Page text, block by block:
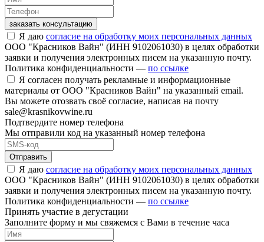
заказать консультацию
Я даю согласие на обработку моих персональных данных
ООО "Красников Вайн" (ИНН 9102061030) в целях обработки
заявки и получения электронных писем на указанную почту.
Политика конфиденциальности — по ссылке
Я согласен получать рекламные и информационные
материалы от ООО "Красников Вайн" на указанный email.
Вы можете отозвать своё согласие, написав на почту
sale@krasnikovwine.ru
Подтвердите номер телефона
Мы отправили код на указанный номер телефона
Отправить
Я даю согласие на обработку моих персональных данных
ООО "Красников Вайн" (ИНН 9102061030) в целях обработки
заявки и получения электронных писем на указанную почту.
Политика конфиденциальности — по ссылке
Принять участие в дегустации
Заполните форму и мы свяжемся с Вами в течение часа